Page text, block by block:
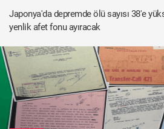
Japonya'da depremde ölü sayısı 38'e
yenlik afet fonu ayıracak